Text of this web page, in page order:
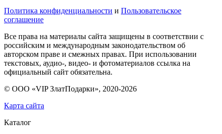
Политика конфиденциальности и Пользовательское
соглашение
Все права на материалы сайта защищены в соответствии с
российским и международным законодательством об
авторском праве и смежных правах. При использовании
текстовых, аудио-, видео- и фотоматериалов ссылка на
официальный сайт обязательна.
© ООО «VIP ЗлатПодарки», 2020-2026
Карта сайта
Каталог